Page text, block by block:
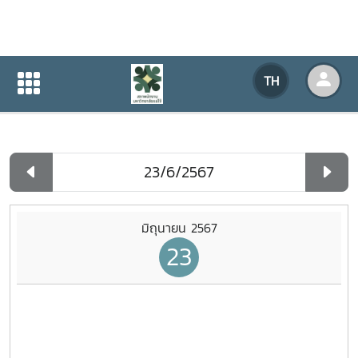
TH
ปฏิทินกิจกรรมของหน่วยงาน
ปฏิทินกิจกรรมของหน่วยงาน
มิถุนายน 2567
23